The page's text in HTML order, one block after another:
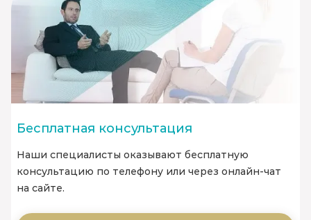
Бесплатная консультация
Наши специалисты оказывают бесплатную
консультацию по телефону или через онлайн-чат
на сайте.